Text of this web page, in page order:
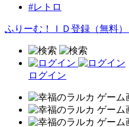
#レトロ
ふりーむ！ＩＤ登録（無料）
ログイン